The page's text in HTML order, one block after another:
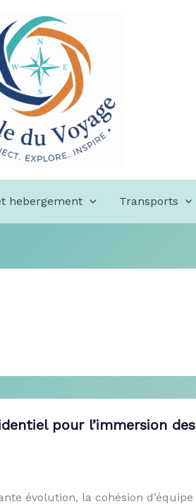
hebergement Transports
pour l’immersion des
évolution, la cohésion d’équipe